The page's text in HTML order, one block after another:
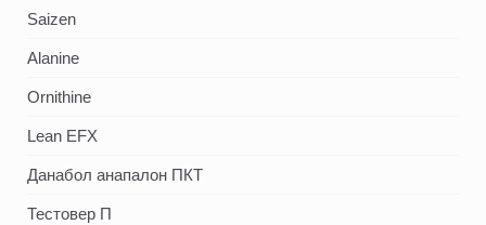
Saizen
Alanine
Ornithine
Lean EFX
Данабол анапалон ПКТ
Тестовер П